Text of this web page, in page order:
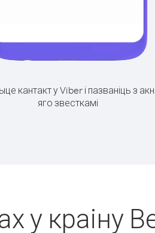
кантакт у Viber і пазваніць з
яго звесткамі
у краіну